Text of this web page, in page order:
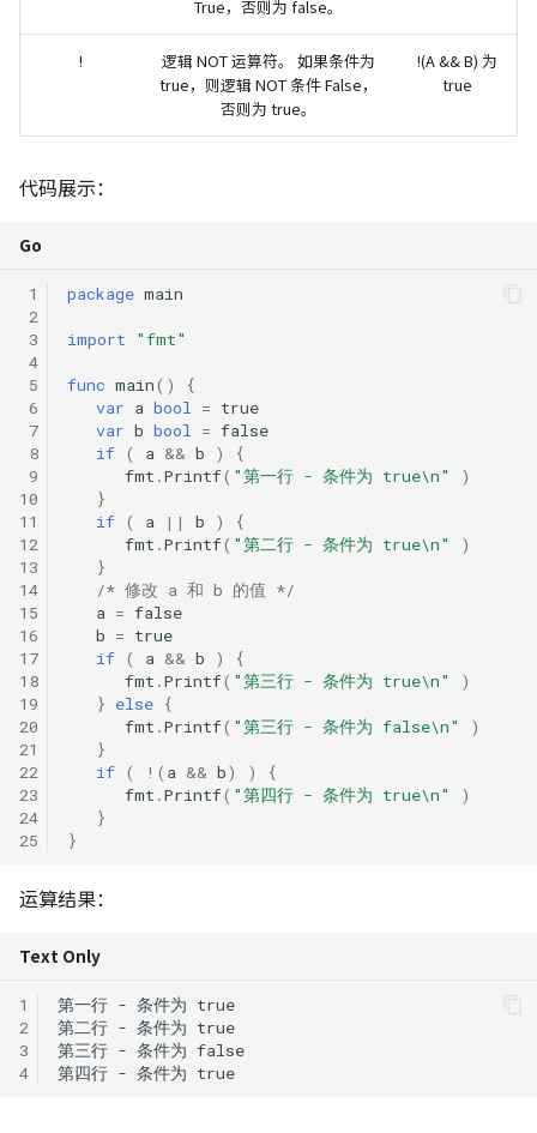
True，否则为 false。
!
逻辑 NOT 运算符。 如果条件为
true，则逻辑 NOT 条件 False，
否则为 true。
!(A && B) 为
true
代码展示：
Go
1
2
3
4
5
6
7
8
9
10
11
12
13
14
15
16
17
18
19
20
21
22
23
24
25
package main
import "fmt"
func main()
{
var a bool = true
var b bool = false
if ( a && b )
{
fmt .Printf( "第一行 - 条件为 true\n"
)
}
if ( a || b )
{
fmt .Printf( "第二行 - 条件为 true\n"
)
}
/* 修改 a 和 b 的值 */
a = false
b = true
if ( a && b )
{
fmt .Printf( "第三行 - 条件为 true\n"
)
} else {
fmt .Printf( "第三行 - 条件为 false\n"
)
}
if ( !( a && b) )
{
fmt .Printf( "第四行 - 条件为 true\n"
)
}
}
运算结果：
Text Only
1
2
3
4